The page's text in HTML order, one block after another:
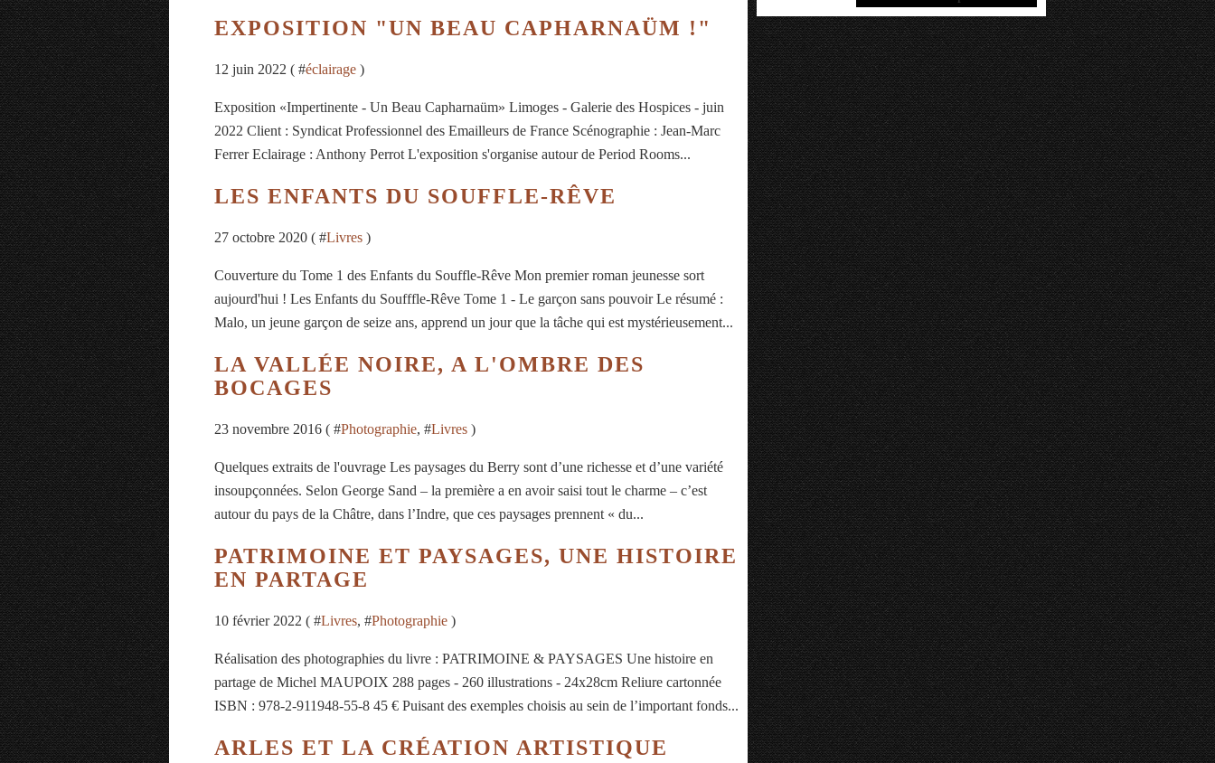
EXPOSITION "UN BEAU CAPHARNAÜM !"
12 juin 2022 ( #éclairage )
Exposition «Impertinente - Un Beau Capharnaüm» Limoges - Galerie des Hospices - juin
2022 Client : Syndicat Professionnel des Emailleurs de France Scénographie : Jean-Marc
Ferrer Eclairage : Anthony Perrot L'exposition s'organise autour de Period Rooms...
LES ENFANTS DU SOUFFLE-RÊVE
27 octobre 2020 ( #Livres )
Couverture du Tome 1 des Enfants du Souffle-Rêve Mon premier roman jeunesse sort
aujourd'hui ! Les Enfants du Soufffle-Rêve Tome 1 - Le garçon sans pouvoir Le résumé :
Malo, un jeune garçon de seize ans, apprend un jour que la tâche qui est mystérieusement...
LA VALLÉE NOIRE, A L'OMBRE DES
BOCAGES
23 novembre 2016 ( #Photographie, #Livres )
Quelques extraits de l'ouvrage Les paysages du Berry sont d’une richesse et d’une variété
insoupçonnées. Selon George Sand – la première a en avoir saisi tout le charme – c’est
autour du pays de la Châtre, dans l’Indre, que ces paysages prennent « du...
PATRIMOINE ET PAYSAGES, UNE HISTOIRE
EN PARTAGE
10 février 2022 ( #Livres, #Photographie )
Réalisation des photographies du livre : PATRIMOINE & PAYSAGES Une histoire en
partage de Michel MAUPOIX 288 pages - 260 illustrations - 24x28cm Reliure cartonnée
ISBN : 978-2-911948-55-8 45 € Puisant des exemples choisis au sein de l’important fonds...
ARLES ET LA CRÉATION ARTISTIQUE